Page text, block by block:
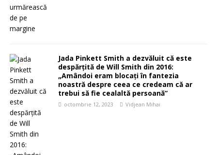
Jada Pinkett Smith a dezvăluit că este
despărțită de Will Smith din 2016:
„Amândoi eram blocați în fantezia
noastră despre ceea ce credeam că ar
trebui să fie cealaltă persoană”
octombrie 12, 2023 Vidjean Mihai